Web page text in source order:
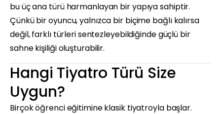
bu üç ana türü harmanlayan bir yapıya sahiptir.
Çünkü bir oyuncu, yalnızca bir biçime bağlı kalırsa
değil, farklı türleri sentezleyebildiğinde güçlü bir
sahne kişiliği oluşturabilir.
Hangi Tiyatro Türü Size
Uygun?
Birçok öğrenci eğitimine klasik tiyatroyla başlar.